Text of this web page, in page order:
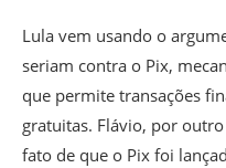
Lula vem usando o
seriam contra o Pix,
que permite transações
gratuitas. Flávio, por
fato de que o Pix foi